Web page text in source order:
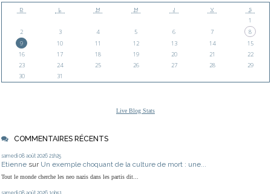
D L M M J V S
1
2
3 4 5 6 7
8
9
10 11 12 13 14
15
16
17 18 19 20 21
22
23
24 25 26 27 28
29
30
31
Live Blog Stats
COMMENTAIRES RÉCENTS
samedi 08 août 2026 21h25
Etienne sur Un exemple choquant de la culture de mort : une...
Tout le monde cherche les neo nazis dans les partis dit...